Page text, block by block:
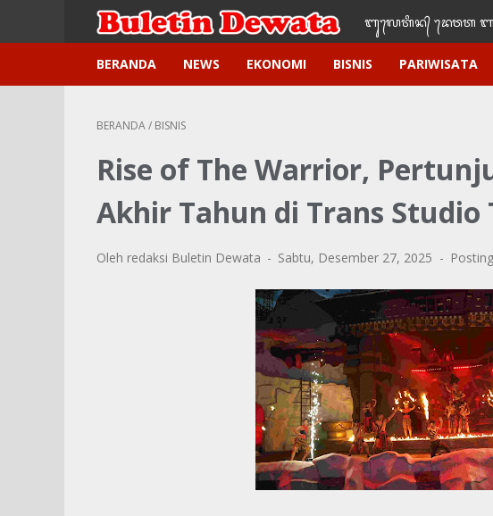
ᬩᬸ᭢ᬮᬢᬶᬦ᭄‌ ᭢ᬤᬯᬢ‌‌‌
BERANDA NEWS EKONOMI BISNIS PARIWISATA
BERANDA/ BISNIS
Rise of The Warrior,
Akhir Tahun di Trans Studio
Oleh redaksi Buletin Dewata Sabtu, Desember 27, 2025